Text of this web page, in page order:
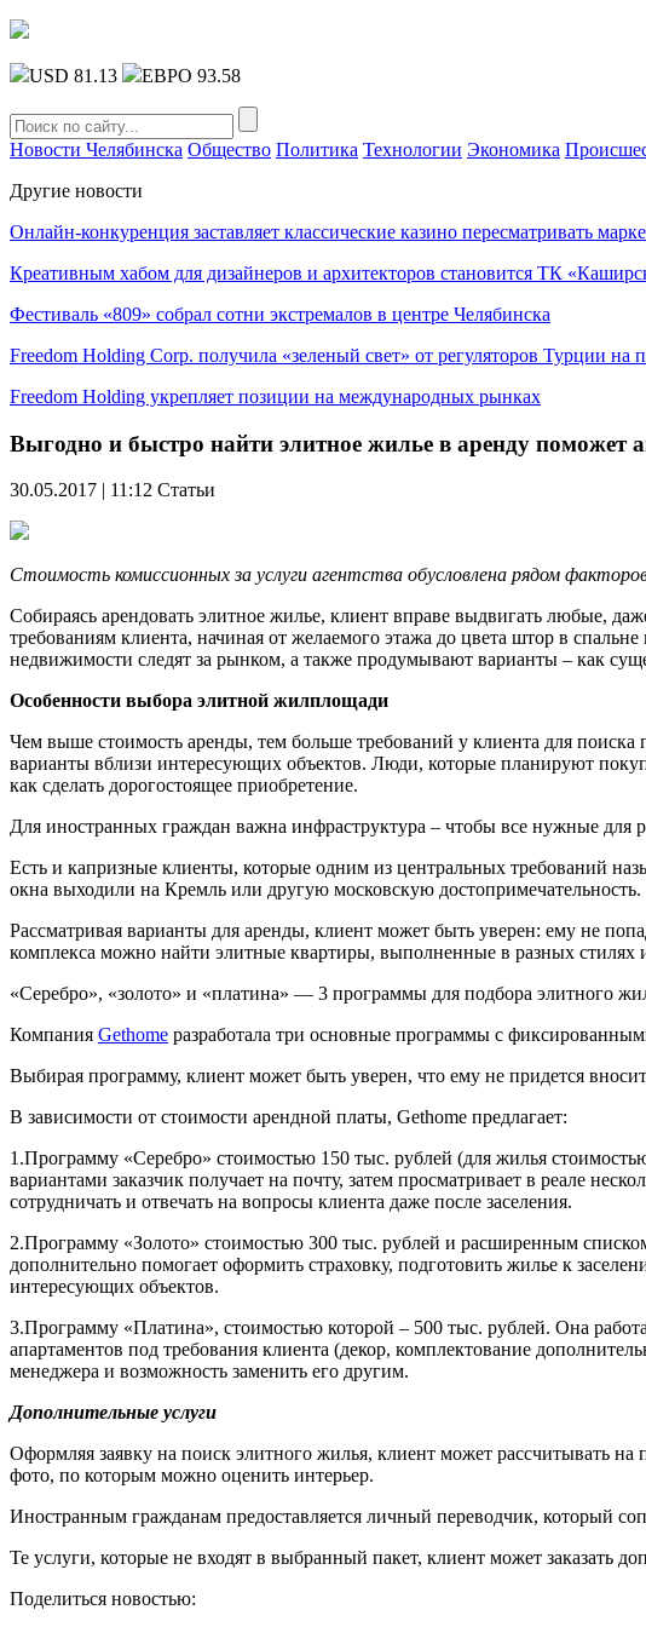
USD 81.13 ЕВРО 93.58
Новости Челябинска Общество Политика Технологии Экономика
Другие новости
Онлайн-конкуренция заставляет классические казино пересматривать
Креативным хабом для дизайнеров и архитекторов становится ТК
Фестиваль «809» собрал сотни экстремалов в центре Челябинска
Freedom Holding Corp. получила «зеленый свет» от регуляторов Турции на
Freedom Holding укрепляет позиции на международных рынках
Выгодно и быстро найти элитное жилье в аренду поможет
30.05.2017 | 11:12 Статьи
Стоимость комиссионных за услуги агентства обусловлена рядом
Собираясь арендовать элитное жилье, клиент вправе выдвигать любые,
требованиям клиента, начиная от желаемого этажа до цвета штор в
недвижимости следят за рынком, а также продумывают варианты – как
Особенности выбора элитной жилплощади
Чем выше стоимость аренды, тем больше требований у клиента для
варианты вблизи интересующих объектов. Люди, которые планируют
как сделать дорогостоящее приобретение.
Для иностранных граждан важна инфраструктура – чтобы все нужные для
Есть и капризные клиенты, которые одним из центральных требований
окна выходили на Кремль или другую московскую достопримечательность.
Рассматривая варианты для аренды, клиент может быть уверен: ему не
комплекса можно найти элитные квартиры, выполненные в разных стилях
«Серебро», «золото» и «платина» — 3 программы для подбора элитного
Компания Gethome разработала три основные программы с
Выбирая программу, клиент может быть уверен, что ему не придется
В зависимости от стоимости арендной платы, Gethome предлагает:
1.Программу «Серебро» стоимостью 150 тыс. рублей (для жилья
вариантами заказчик получает на почту, затем просматривает в реале
сотрудничать и отвечать на вопросы клиента даже после заселения.
2.Программу «Золото» стоимостью 300 тыс. рублей и расширенным
дополнительно помогает оформить страховку, подготовить жилье к
интересующих объектов.
3.Программу «Платина», стоимостью которой – 500 тыс. рублей. Она
апартаментов под требования клиента (декор, комплектование
менеджера и возможность заменить его другим.
Дополнительные услуги
Оформляя заявку на поиск элитного жилья, клиент может рассчитывать
фото, по которым можно оценить интерьер.
Иностранным гражданам предоставляется личный переводчик, который
Те услуги, которые не входят в выбранный пакет, клиент может заказать
Поделиться новостью: